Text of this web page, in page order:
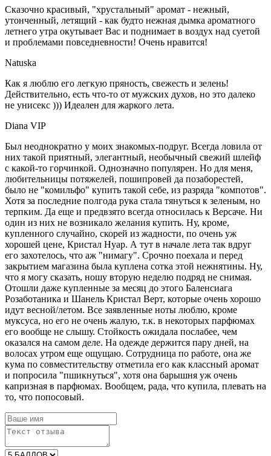
Сказочно красивый, "хрустальный" аромат - нежный,
утонченный, летящий - как будто нежная дымка ароматного
летнего утра окутывает Вас и поднимает в воздух над суетой
и проблемами повседневности! Очень нравится!
Natuska
Как я люблю его легкую пряность, свежесть и зелень!
Действительно, есть что-то от мужских духов, но это далеко
не унисекс ))) Идеален для жаркого лета.
Diana VIP
Был неоднократно у моих знакомых-подруг. Всегда ловила от
них такой приятный, элегантный, необычный свежий шлейф
с какой-то горчинкой. Однозначно популярен. Но для меня,
любительницы потяжелей, пошипровей да позаборестей,
было не "комильфо" купить такой себе, из разряда "компотов".
Хотя за последние полгода рука стала тянуться к зеленым, но
терпким. Да еще и предвзято всегда относилась к Версаче. Ни
один из них не возникало желания купить. Ну, кроме,
купленного случайно, скорей из жадности, по очень уж
хорошей цене, Кристал Нуар. А тут в начале лета так вдруг
его захотелось, что аж "нимагу". Срочно поехала и перед
закрытием магазина была куплена сотка этой нежнятины. Ну,
что я могу сказать, ношу вторую неделю подряд не снимая.
Отошли даже купленные за месяц до этого Баленсиага
Розаботаника и Шанель Кристал Верт, которые очень хорошо
идут весной/летом. Все заявленные ноты люблю, кроме
муксуса, но его не очень жалую, т.к. в некоторых парфюмах
его вообще не слышу. Стойкость ожидала послабее, чем
оказался на самом деле. На одежде держится пару дней, на
волосах утром еще ощущаю. Сотрудница по работе, она же
кума по совместительству отметила его как классный аромат
и попросила "пшикнуться", хотя она барышня уж очень
капризная в парфюмах. Вообщем, рада, что купила, плевать на
то, что попосовый.